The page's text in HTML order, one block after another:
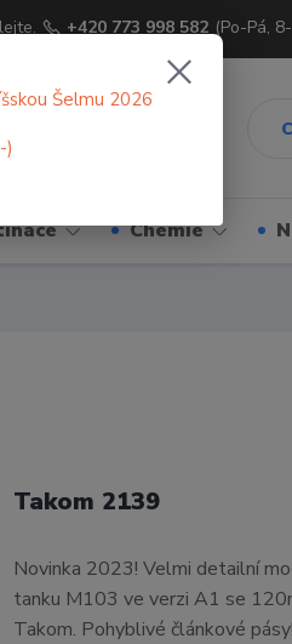
+420 773 998 582 (Po-Pá,
Chemie
Takom 2139
Novinka 2023! Velmi detailní
tanku M103 ve verzi A1 se
Takom. Pohyblivé článkové
Šelmu 2026
)